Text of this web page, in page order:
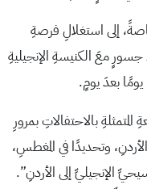
إلى استغلالِ فرصةِ
معَ الكنيسةِ الإنجيليةِ
يومًا بعدَ يومٍ.
بالاحتفالاتِ بمرورِ
وتحديدًا في المغطسِ،
الإنجيليِّ إلى الأردنِ”.